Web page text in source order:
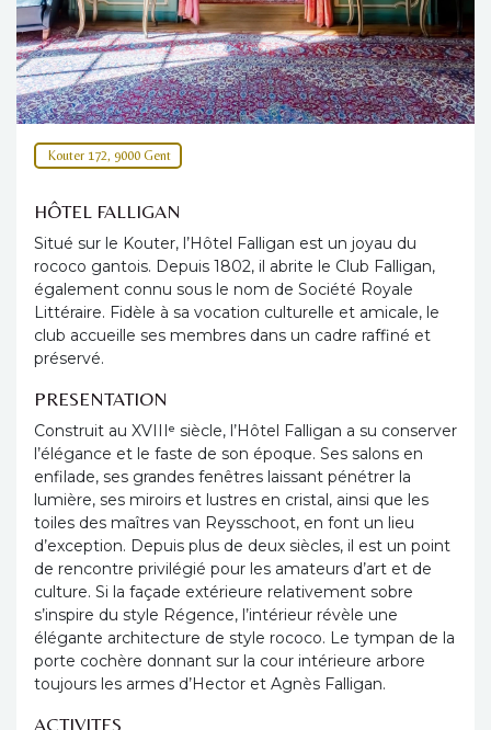
Kouter 172, 9000 Gent
HÔTEL FALLIGAN
Situé sur le Kouter, l’Hôtel Falligan est un joyau du
rococo gantois. Depuis 1802, il abrite le Club Falligan,
également connu sous le nom de Société Royale
Littéraire. Fidèle à sa vocation culturelle et amicale, le
club accueille ses membres dans un cadre raffiné et
préservé.
PRESENTATION
Construit au XVIIIᵉ siècle, l’Hôtel Falligan a su conserver
l’élégance et le faste de son époque. Ses salons en
enfilade, ses grandes fenêtres laissant pénétrer la
lumière, ses miroirs et lustres en cristal, ainsi que les
toiles des maîtres van Reysschoot, en font un lieu
d’exception. Depuis plus de deux siècles, il est un point
de rencontre privilégié pour les amateurs d’art et de
culture. Si la façade extérieure relativement sobre
s’inspire du style Régence, l’intérieur révèle une
élégante architecture de style rococo. Le tympan de la
porte cochère donnant sur la cour intérieure arbore
toujours les armes d’Hector et Agnès Falligan.
ACTIVITES